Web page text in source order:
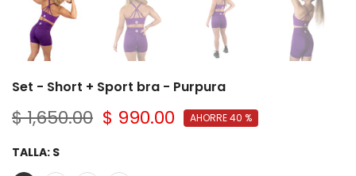
Set - Short + Sport bra - Purpura
$ 1,650.00 $ 990.00 AHORRE 40 %
TALLA: S